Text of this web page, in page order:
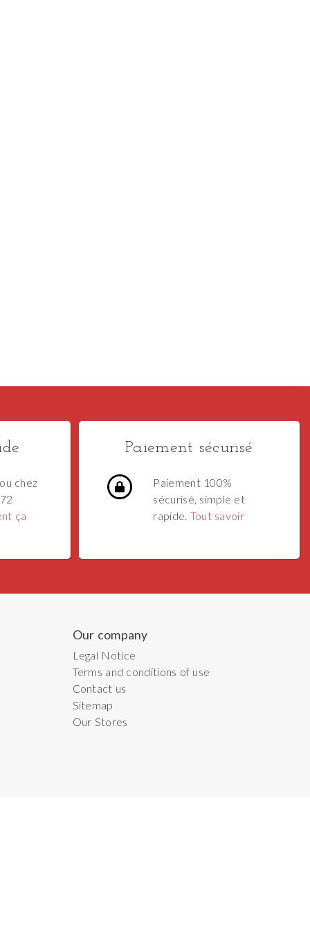
ou chez
ça
Paiement sécurisé
Paiement 100%
sécurisé, simple et
rapide. Tout savoir
Our company
Legal Notice
Terms and conditions of use
Contact us
Sitemap
Our Stores